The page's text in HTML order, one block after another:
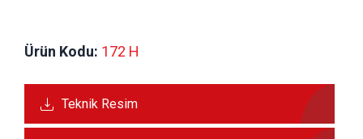
Ürün Kodu: 172 H
Teknik Resim